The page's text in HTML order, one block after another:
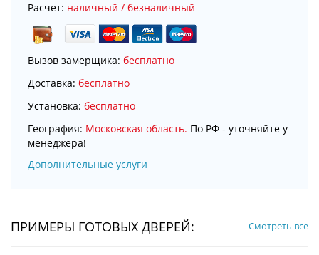
Расчет: наличный / безналичный
Вызов замерщика: бесплатно
Доставка: бесплатно
Установка: бесплатно
География: Московская область. По РФ - уточняйте у
менеджера!
Дополнительные услуги
ПРИМЕРЫ ГОТОВЫХ ДВЕРЕЙ: Смотреть все